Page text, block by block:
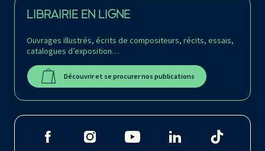
LIBRAIRIE EN LIGNE
Ouvrages illustrés, écrits de compositeurs, récits, essais,
catalogues d’exposition…
Découvrir et se procurer nos publications